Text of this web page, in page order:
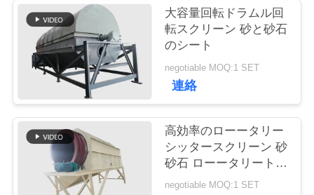
理
く
大容量回転ドラムル回
転スクリーン 砂と砂石
のシート
negotiable MOQ:1 SET
連絡
高効率のローータリー
シッタースクリーン 砂
砂石 ローータリートラ
ンメルスクリーン
negotiable MOQ:1 SET